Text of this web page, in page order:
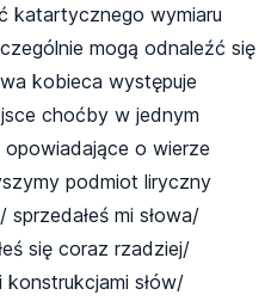
katartycznego wymiaru
mogą odnaleźć się
kobieca występuje
choćby w jednym
o wierze
podmiot liryczny
mi słowa/
się coraz rzadziej/
słów/